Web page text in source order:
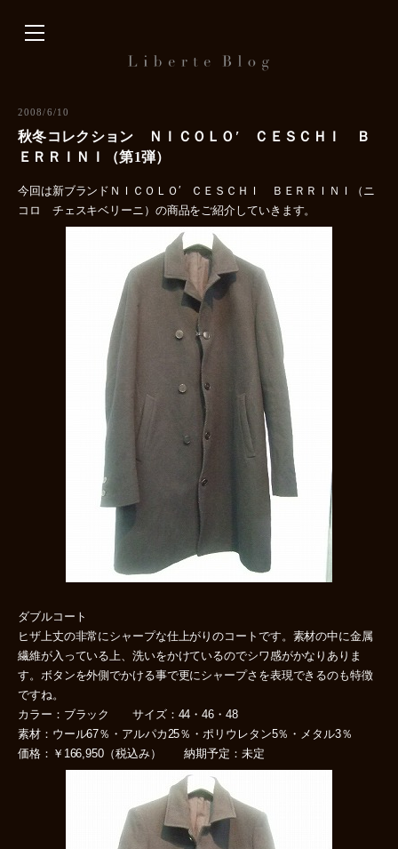
プ
2008/6/10
秋冬コレクション ＮＩＣＯＬＯ′ ＣＥＳＣＨＩ Ｂ
ＥＲＲＩＮＩ（第1弾）
今回は新ブランドＮＩＣＯＬＯ′ ＣＥＳＣＨＩ ＢＥＲＲＩＮＩ（ニ
コロ チェスキベリーニ）の商品をご紹介していきます。
ダブルコート
ヒザ上丈の非常にシャープな仕上がりのコートです。素材の中に金属
繊維が入っている上、洗いをかけているのでシワ感がかなりありま
す。ボタンを外側でかける事で更にシャープさを表現できるのも特徴
ですね。
カラー：ブラック サイズ：44・46・48
素材：ウール67％・アルパカ25％・ポリウレタン5％・メタル3％
価格：￥166,950（税込み） 納期予定：未定